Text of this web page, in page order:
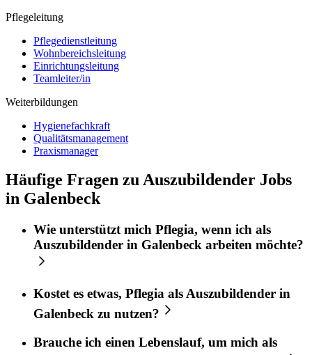
Pflegeleitung
Pflegedienstleitung
Wohnbereichsleitung
Einrichtungsleitung
Teamleiter/in
Weiterbildungen
Hygienefachkraft
Qualitätsmanagement
Praxismanager
Häufige Fragen zu Auszubildender Jobs
in Galenbeck
Wie unterstützt mich Pflegia, wenn ich als
Auszubildender in Galenbeck arbeiten möchte?
Kostet es etwas, Pflegia als Auszubildender in
Galenbeck zu nutzen?
Brauche ich einen Lebenslauf, um mich als